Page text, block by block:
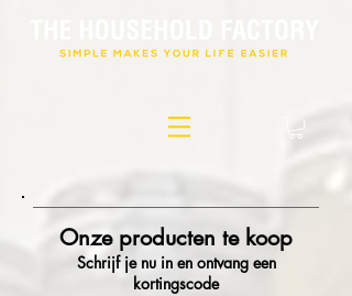
Onze producten te koop
Schrijf je nu in en ontvang een
kortingscode